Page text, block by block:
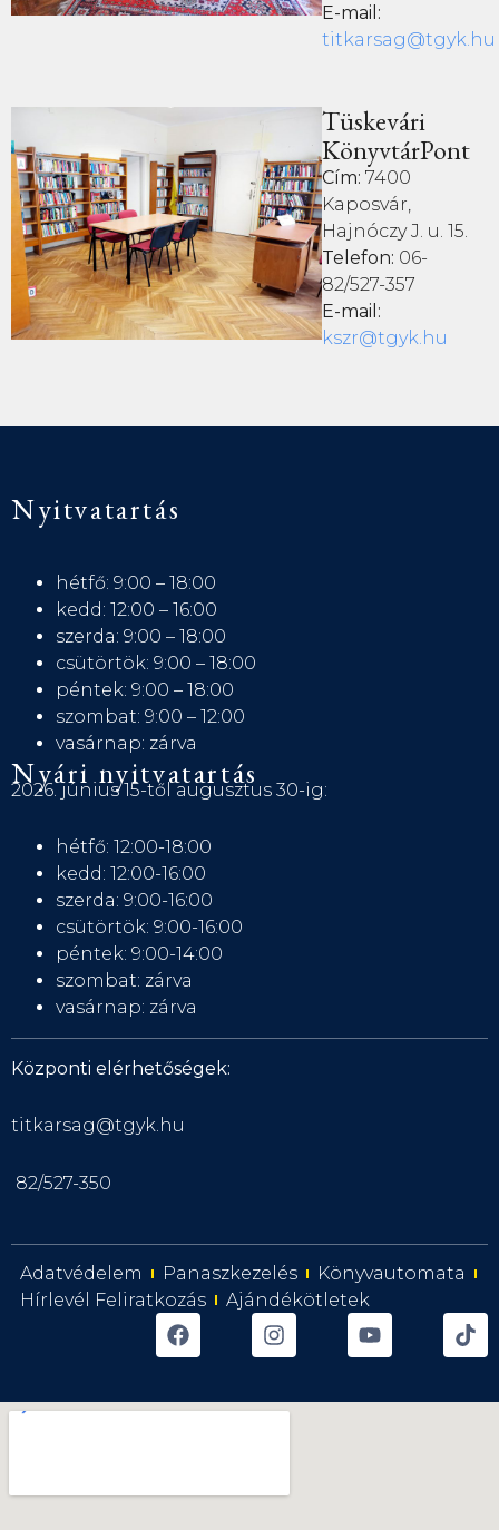
E-mail:
titkarsag@tgyk.hu
Tüskevári
KönyvtárPont
Cím: 7400
Kaposvár,
Hajnóczy J. u. 15.
Telefon: 06-
82/527-357
E-mail:
kszr@tgyk.hu
Nyitvatartás
hétfő: 9:00 – 18:00
kedd: 12:00 – 16:00
szerda: 9:00 – 18:00
csütörtök: 9:00 – 18:00
péntek: 9:00 – 18:00
szombat: 9:00 – 12:00
vasárnap: zárva
Nyári nyitvatartás
2026. június 15-től augusztus 30-ig:
hétfő: 12:00-18:00
kedd: 12:00-16:00
szerda: 9:00-16:00
csütörtök: 9:00-16:00
péntek: 9:00-14:00
szombat: zárva
vasárnap: zárva
Központi elérhetőségek:
titkarsag@tgyk.hu
82/527-350
Adatvédelem Panaszkezelés
Könyvautomata
Hírlevél Feliratkozás
Ajándékötletek